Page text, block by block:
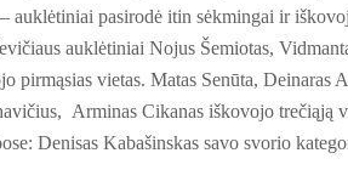
auklėtiniai pasirodė itin sėkmingai ir
auklėtiniai Nojus Šemiotas,
pirmąsias vietas. Matas Senūta,
Arminas Cikanas iškovojo trečiąją
Denisas Kabašinskas savo svorio